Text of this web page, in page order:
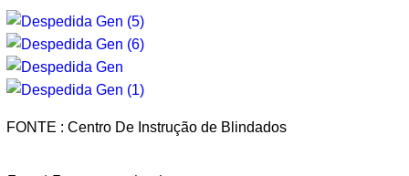
FONTE : Centro De Instrução de Blindados